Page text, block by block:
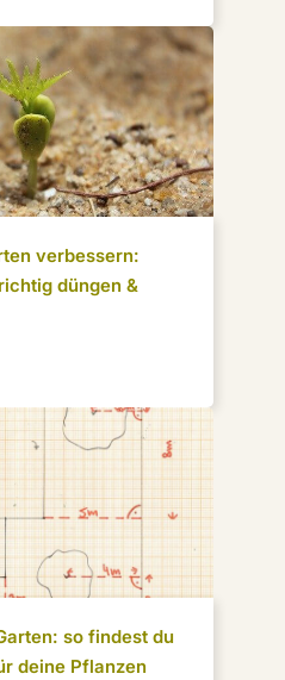
verbessern:
düngen &
so findest du
deine Pflanzen